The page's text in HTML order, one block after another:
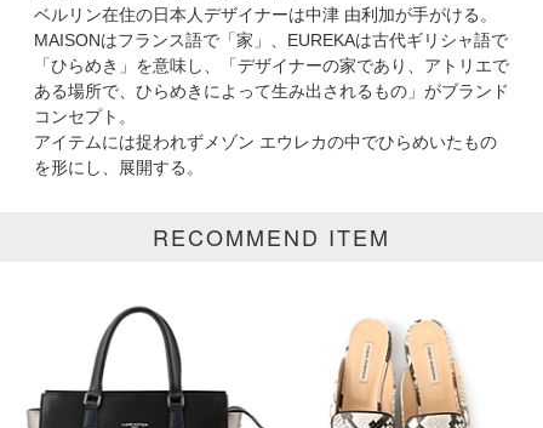
カテゴリ
サイズ
掲載雑誌
円～ 円
表示オプション
すべて 新着
ベルリン在住の日本人デザイナーは中津 由利加が手がける。
MAISONはフランス語で「家」、EUREKAは古代ギリシャ語で
「ひらめき」を意味し、「デザイナーの家であり、アトリエで
ある場所で、ひらめきによって生み出されるもの」がブランド
コンセプト。
アイテムには捉われずメゾン エウレカの中でひらめいたもの
を形にし、展開する。
RECOMMEND ITEM